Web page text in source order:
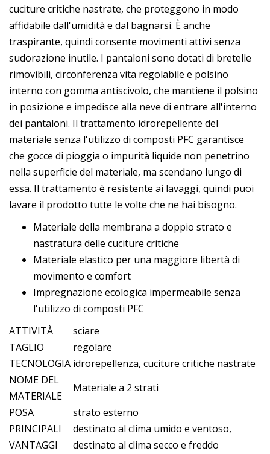
cuciture critiche nastrate, che proteggono in modo
affidabile dall'umidità e dal bagnarsi. È anche
traspirante, quindi consente movimenti attivi senza
sudorazione inutile. I pantaloni sono dotati di bretelle
rimovibili, circonferenza vita regolabile e polsino
interno con gomma antiscivolo, che mantiene il polsino
in posizione e impedisce alla neve di entrare all'interno
dei pantaloni. Il trattamento idrorepellente del
materiale senza l'utilizzo di composti PFC garantisce
che gocce di pioggia o impurità liquide non penetrino
nella superficie del materiale, ma scendano lungo di
essa. Il trattamento è resistente ai lavaggi, quindi puoi
lavare il prodotto tutte le volte che ne hai bisogno.
Materiale della membrana a doppio strato e
nastratura delle cuciture critiche
Materiale elastico per una maggiore libertà di
movimento e comfort
Impregnazione ecologica impermeabile senza
l'utilizzo di composti PFC
ATTIVITÀ
sciare
TAGLIO
regolare
TECNOLOGIA idrorepellenza, cuciture critiche nastrate
NOME DEL
MATERIALE
Materiale a 2 strati
POSA
strato esterno
PRINCIPALI
VANTAGGI
destinato al clima umido e ventoso,
destinato al clima secco e freddo